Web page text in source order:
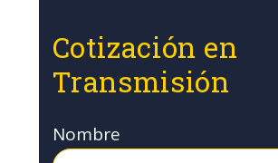
Cotización en
Transmisión
Nombre